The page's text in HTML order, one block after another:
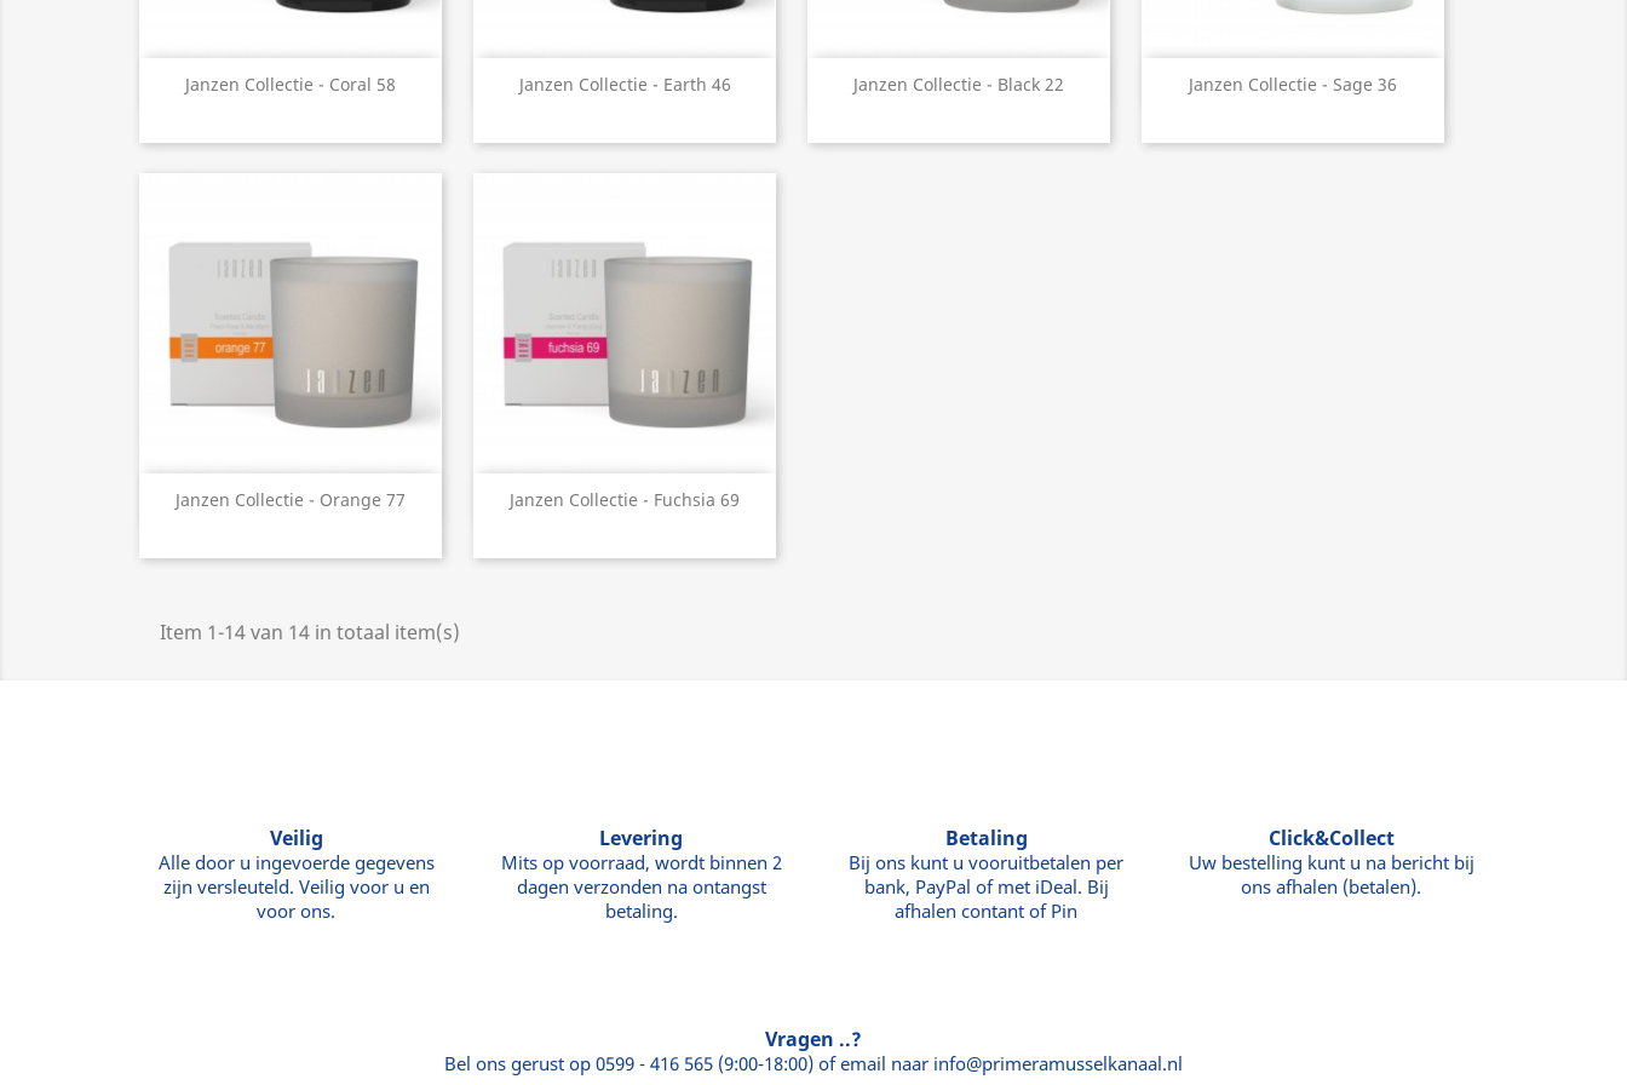
Janzen Collectie - Coral 58
 Snel bekijken Janzen Collectie - Earth 46
 Snel bekijken Janzen Collectie - Black 22
 Snel bekijken Janzen Collectie - Sage 36
 Snel bekijken
Janzen Collectie - Orange 77
Snel bekijken Janzen Collectie - Fuchsia 69
Snel bekijken
Item 1-14 van 14 in totaal item(s)
Veilig
Alle door u ingevoerde gegevens
zijn versleuteld. Veilig voor u en
voor ons.
Levering
Mits op voorraad, wordt binnen 2
dagen verzonden na ontangst
betaling.
Betaling
Bij ons kunt u vooruitbetalen per
bank, PayPal of met iDeal. Bij
afhalen contant of Pin
Click&Collect
Uw bestelling kunt u na bericht bij
ons afhalen (betalen).
Vragen ..?
Bel ons gerust op 0599 - 416 565 (9:00-18:00) of email naar info@primeramusselkanaal.nl